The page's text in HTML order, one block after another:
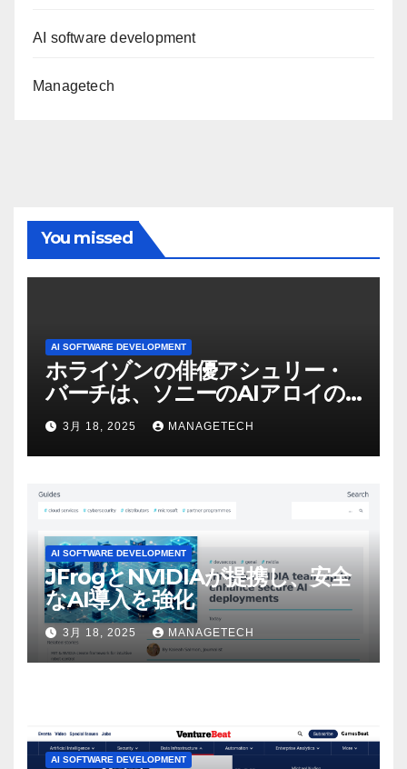
AI software development
Managetech
You missed
AI SOFTWARE DEVELOPMENT
ホライゾンの俳優アシュリー・
バーチは、ソニーのAIアロイの
ビデオを見て「ゲームパフォー
マンスという芸術形式に不安を
感じた」と語る – IGN
3月 18, 2025 MANAGETECH
AI SOFTWARE DEVELOPMENT
JFrogとNVIDIAが提携し、安全
なAI導入を強化
3月 18, 2025 MANAGETECH
AI SOFTWARE DEVELOPMENT